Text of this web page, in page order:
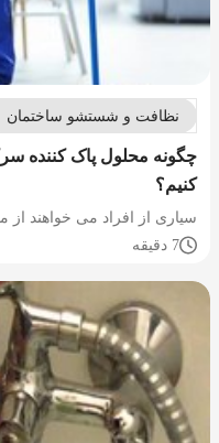
نظافت و شستشو ساختمان
چگونه محلول پاک کننده
کنیم؟
سیاری از افراد می خواهند
7 دقیقه